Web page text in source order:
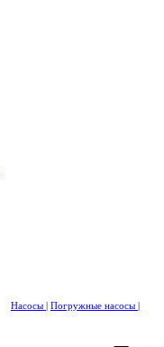
Насосы | Погружные насосы |